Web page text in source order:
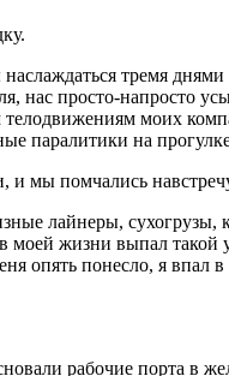
тремя днями
нас просто-напросто
моих
паралитики на
и мы помчались
лайнеры, сухогрузы,
моей жизни выпал
опять понесло, я впал
рабочие порта в